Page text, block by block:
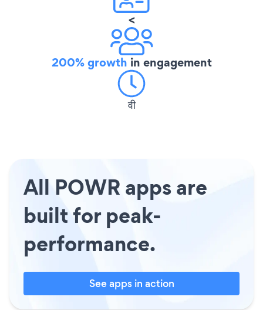
<
200% growth in engagement
वी
All POWR apps are
built for peak-
performance.
See apps in action